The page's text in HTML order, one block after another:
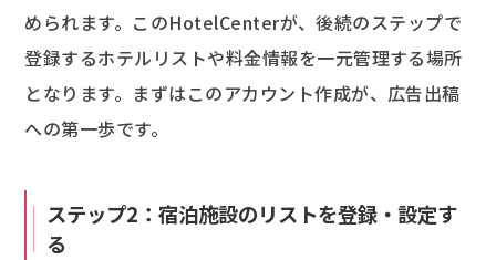
められます。このHotelCenterが、後続のステップで
登録するホテルリストや料金情報を一元管理する場所
となります。まずはこのアカウント作成が、広告出稿
への第一歩です。
ステップ2：宿泊施設のリストを登録・設定す
る